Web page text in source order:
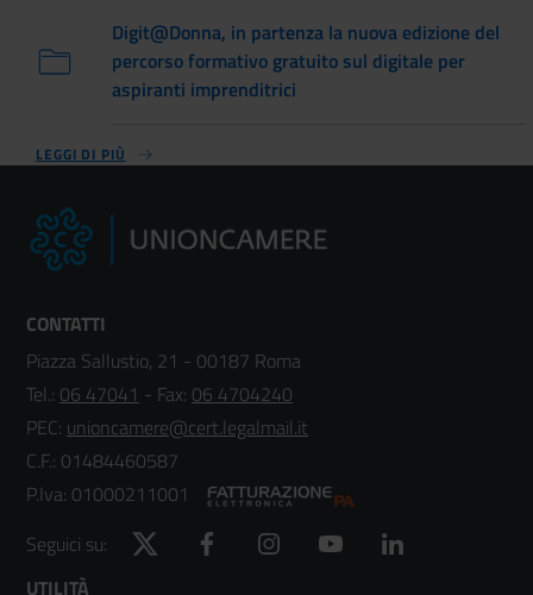
Digit@Donna, in partenza la nuova edizione del
percorso formativo gratuito sul digitale per
aspiranti imprenditrici
LEGGI DI PIÙ
CONTATTI
Piazza Sallustio, 21 - 00187 Roma
Tel.: 06 47041 - Fax: 06 4704240
PEC: unioncamere@cert.legalmail.it
C.F.: 01484460587
P.Iva: 01000211001
Seguici su:
Twitter Facebook Instagram YouTube
UTILITÀ